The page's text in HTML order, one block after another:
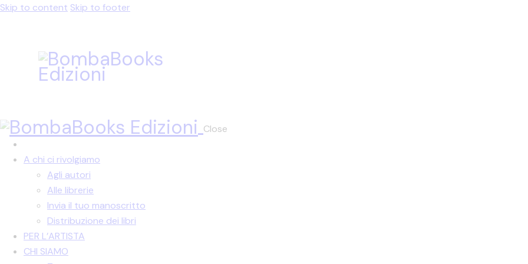
Skip to content Skip to footer
Close
A chi ci rivolgiamo
Agli autori
Alle librerie
Invia il tuo manoscritto
Distribuzione dei libri
PER L’ARTISTA
CHI SIAMO